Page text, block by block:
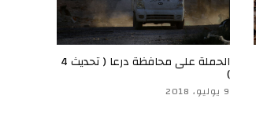
الحملة على محافظة درعا ( تحديث 4
)
9 يوليو، 2018